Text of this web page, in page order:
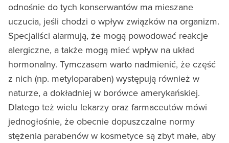
odnośnie do tych konserwantów ma mieszane
uczucia, jeśli chodzi o wpływ związków na organizm.
Specjaliści alarmują, że mogą powodować reakcje
alergiczne, a także mogą mieć wpływ na układ
hormonalny. Tymczasem warto nadmienić, że część
z nich (np. metyloparaben) występują również w
naturze, a dokładniej w borówce amerykańskiej.
Dlatego też wielu lekarzy oraz farmaceutów mówi
jednogłośnie, że obecnie dopuszczalne normy
stężenia parabenów w kosmetyce są zbyt małe, aby